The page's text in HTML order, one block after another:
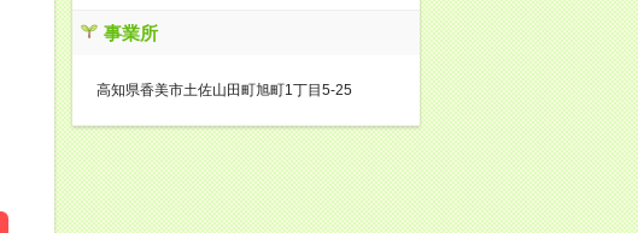
事業所
高知県香美市土佐山田町旭町1丁目5-25